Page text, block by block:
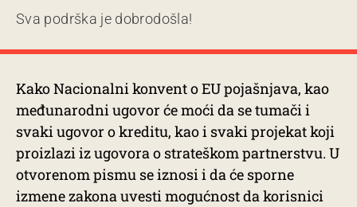
Sva podrška je dobrodošla!
Kako Nacionalni konvent o EU pojašnjava, kao
međunarodni ugovor će moći da se tumači i
svaki ugovor o kreditu, kao i svaki projekat koji
proizlazi iz ugovora o strateškom partnerstvu. U
otvorenom pismu se iznosi i da će sporne
izmene zakona uvesti mogućnost da korisnici